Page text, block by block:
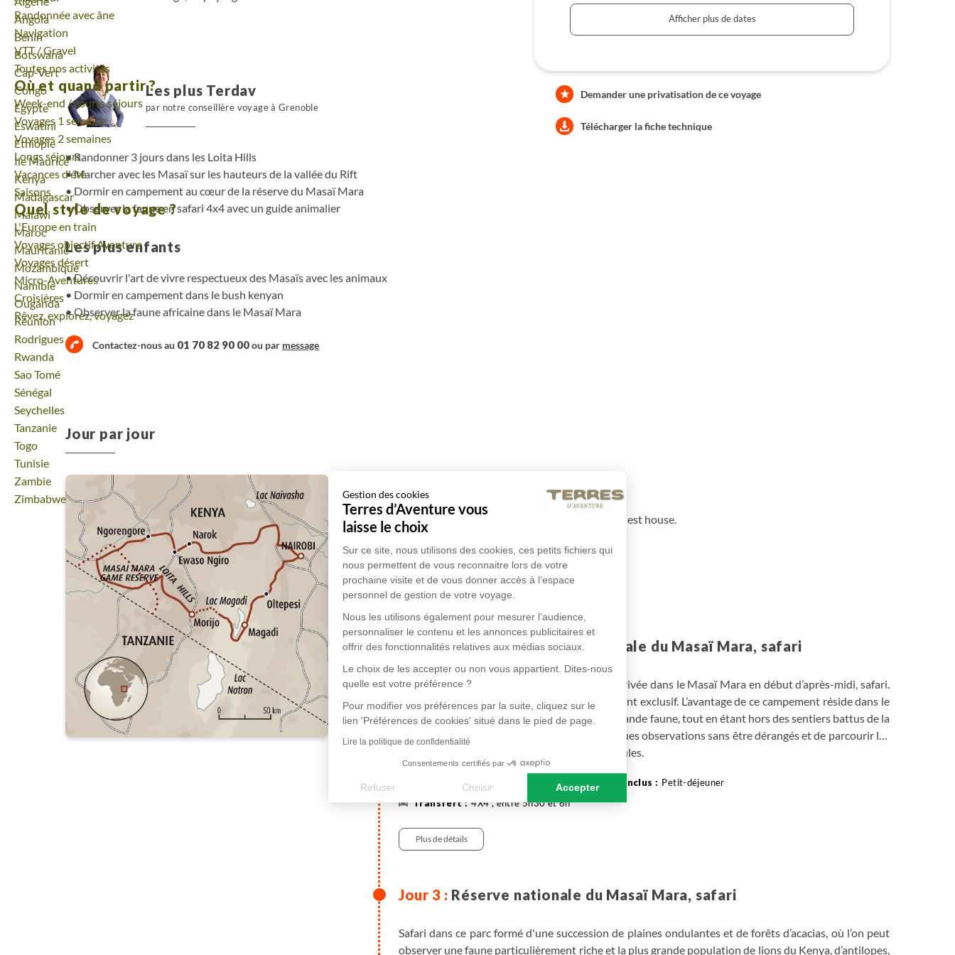
Gestion des cookies
Terres d’Aventure vous
laisse le choix
Sur ce site, nous utilisons des cookies, ces petits fichiers qui
nous permettent de vous reconnaitre lors de votre
prochaine visite et de vous donner accès à l’espace
personnel de gestion de votre voyage.
Nous les utilisons également pour mesurer l’audience,
personnaliser le contenu et les annonces publicitaires et
offrir des fonctionnalités relatives aux médias sociaux.
Le choix de les accepter ou non vous appartient. Dites-nous
quelle est votre préférence ?
Pour modifier vos préférences par la suite, cliquez sur le
lien 'Préférences de cookies' situé dans le pied de page.
Lire la politique de confidentialité
Consentements certifiés par
Refuser Choisir Accepter
Axeptio consent
Plateforme de Gestion du Consentement : Personnalisez vos Options
Notre plateforme vous permet d'adapter et de gérer vos paramètres de confidentialité, en garantissant la conformité avec
Voyage
Angola
Voyage
Bénin
Voyage
Botswana
Voyage
Cap-Vert
Voyage
Congo
Voyage
Egypte
Voyage
Eswatini
Voyage
Ethiopie
Voyage
Ile Maurice
Voyage
Kenya
Voyage
Madagascar
Voyage
Malawi
Voyage
Maroc
Voyage
Mauritanie
Voyage
Mozambique
Voyage
Namibie
Voyage
Ouganda
Voyage
Réunion
Voyage
Rodrigues
Voyage
Rwanda
Voyage
Sao Tomé
Voyage
Sénégal
Voyage
Seychelles
Voyage
Tanzanie
Voyage
Togo
Voyage
Tunisie
Voyage
Zambie
Voyage
Zimbabwe
Randonnée avec âne
Navigation
VTT / Gravel
Toutes nos activités
Où et quand partir ?
Week-end / courts séjours
Voyages 1 semaine
Voyages 2 semaines
Longs séjours
Vacances d'été
Saisons
Quel style de voyage ?
L'Europe en train
Voyages objectif Aventure
Voyages désert
Micro-Aventures
Croisières
Rêvez, explorez, voyagez
Les plus Terdav
par notre conseillère voyage à Grenoble
Randonner 3 jours dans les Loita Hills
Marcher avec les Masaï sur les hauteurs de la vallée du Rift
Dormir en campement au cœur de la réserve du Masaï Mara
Observer la faune en safari 4x4 avec un guide animalier
Les plus enfants
Découvrir l'art de vivre respectueux des Masaïs avec les animaux
Dormir en campement dans le bush kenyan
Observer la faune africaine dans le Masaï Mara
Contactez-nous au 01 70 82 90 00ou par message
Afficher plus de dates
Demander une privatisation de ce voyage
Télécharger la fiche technique
Jour par jour
Vol pour Nairobi. Accueil et transfert à votre guest house.
en guesthouse
Nairobi - Réserve nationale du Masaï Mara, safari
Départ immédiat à travers la vallée du Rift. Arrivée dans le Masaï Mara en début d’après-midi, safari.
Campement dans la réserve sur un emplacement exclusif. L’avantage de ce campement réside dans le
fait que nous soyons dans une zone riche en grande faune, tout en étant hors des sentiers battus de la
majorité des safaris. Cela nous permet de longues observations sans être dérangés et de parcourir les
pistes en ne rencontrant que très peu de véhicules.
Nuit sous tente.
extérieure, où les Masaïs peuvent pénétrer et faire paître leur bétail, et le sanctuaire intérieur de 518
km² où aucune intrusion n'est permise.
Petit-déjeuner
4X4 , entre 5h30 et 6h
Plus de détails
Réserve nationale du Masaï Mara, safari
Safari dans ce parc formé d'une succession de plaines ondulantes et de forêts d’acacias, où l’on peut
observer une faune particulièrement riche et la plus grande population de lions du Kenya, d’antilopes,